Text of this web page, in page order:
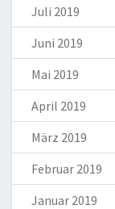
Juli 2019
Juni 2019
Mai 2019
April 2019
März 2019
Februar 2019
Januar 2019